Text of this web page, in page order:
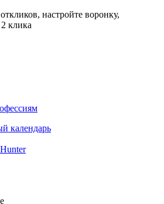
настройте воронку,
клика
календарь